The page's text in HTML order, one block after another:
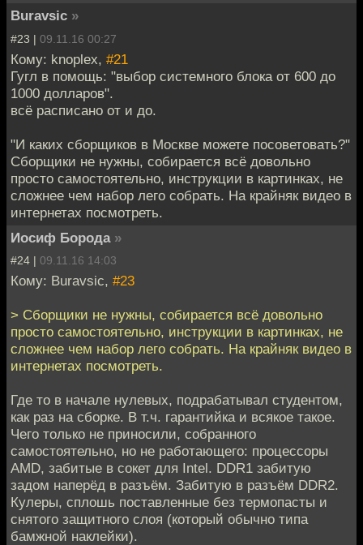
Buravsic »
#23 | 09.11.16 00:27
Кому: knoplex, #21
Гугл в помощь: "выбор системного блока от 600 до
1000 долларов".
всё расписано от и до.
"И каких сборщиков в Москве можете посоветовать?"
Сборщики не нужны, собирается всё довольно
просто самостоятельно, инструкции в картинках, не
сложнее чем набор лего собрать. На крайняк видео в
интернетах посмотреть.
Иосиф Борода »
#24 | 09.11.16 14:03
Кому: Buravsic, #23
> Сборщики не нужны, собирается всё довольно
просто самостоятельно, инструкции в картинках, не
сложнее чем набор лего собрать. На крайняк видео в
интернетах посмотреть.
Где то в начале нулевых, подрабатывал студентом,
как раз на сборке. В т.ч. гарантийка и всякое такое.
Чего только не приносили, собранного
самостоятельно, но не работающего: процессоры
AMD, забитые в сокет для Intel. DDR1 забитую
задом наперёд в разъём. Забитую в разъём DDR2.
Кулеры, сплошь поставленные без термопасты и
снятого защитного слоя (который обычно типа
бамжной наклейки).